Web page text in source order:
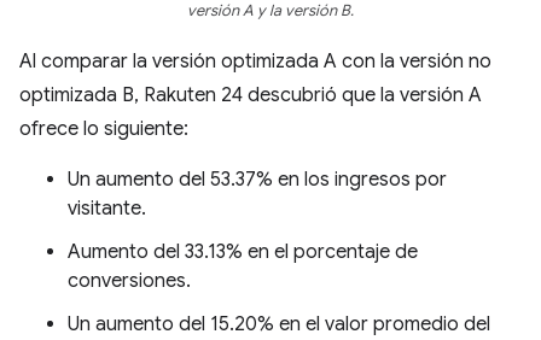
versión A y la versión B.
Al comparar la versión optimizada A con la versión no
optimizada B, Rakuten 24 descubrió que la versión A
ofrece lo siguiente:
Un aumento del 53.37% en los ingresos por
visitante.
Aumento del 33.13% en el porcentaje de
conversiones.
Un aumento del 15.20% en el valor promedio del